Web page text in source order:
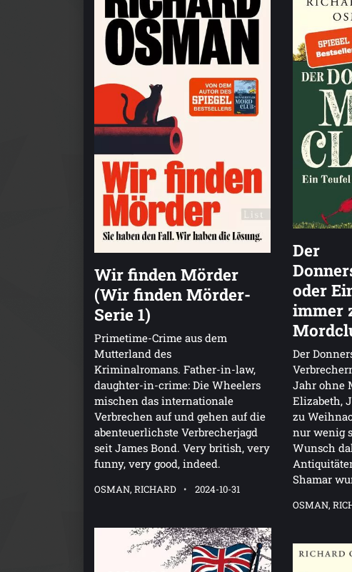
Der
oder
immer
Der
Jahr ohne
Elizabeth,
zu
nur wenig
Wunsch
Shamar
OSMAN,
Wir finden Mörder
(Wir finden Mörder-
Serie 1)
Primetime-Crime aus dem
Mutterland des
Kriminalromans. Father-in-law,
daughter-in-crime: Die Wheelers
mischen das internationale
Verbrechen auf und gehen auf die
abenteuerlichste Verbrecherjagd
seit James Bond. Very british, very
funny, very good, indeed.
OSMAN, RICHARD 2024-10-31